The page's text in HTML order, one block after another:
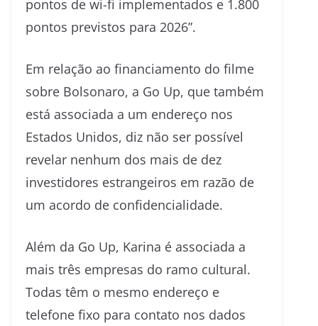
pontos de wi-fi implementados e 1.800
pontos previstos para 2026”.
Em relação ao financiamento do filme
sobre Bolsonaro, a Go Up, que também
está associada a um endereço nos
Estados Unidos, diz não ser possível
revelar nenhum dos mais de dez
investidores estrangeiros em razão de
um acordo de confidencialidade.
Além da Go Up, Karina é associada a
mais três empresas do ramo cultural.
Todas têm o mesmo endereço e
telefone fixo para contato nos dados